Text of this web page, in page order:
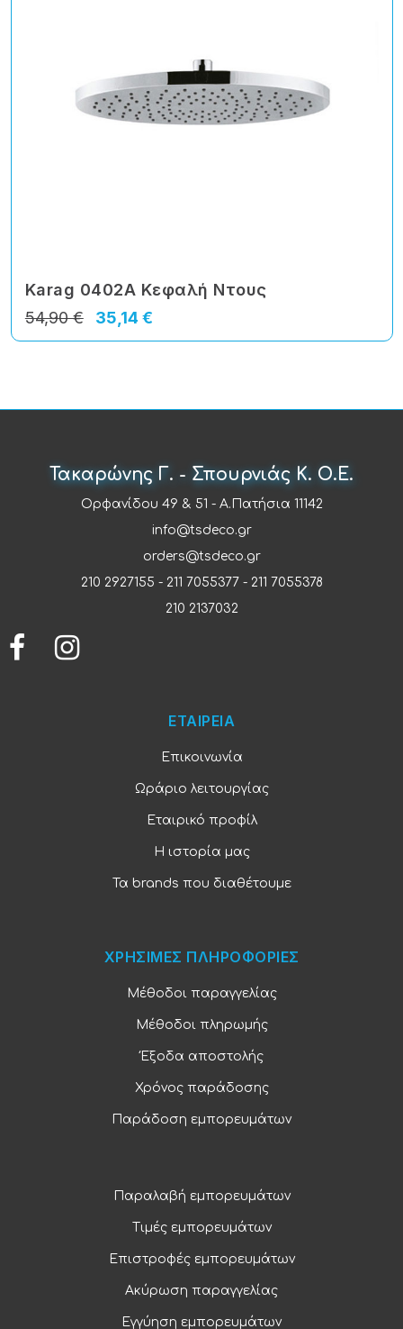
Karag 0402A Κεφαλή Ντους
35,14 €
54,90 €
Τακαρώνης Γ. - Σπουρνιάς Κ. Ο.Ε.
Ορφανίδου 49 & 51 - Α.Πατήσια 11142
info@tsdeco.gr
orders@tsdeco.gr
210 2927155 - 211 7055377- 211 7055378
210 2137032
ΕΤΑΙΡΕΙΑ
Επικοινωνία
Ωράριο λειτουργίας
Εταιρικό προφίλ
Η ιστορία μας
Τα brands που διαθέτουμε
ΧΡΗΣΙΜΕΣ ΠΛΗΡΟΦΟΡΙΕΣ
Μέθοδοι παραγγελίας
Μέθοδοι πληρωμής
Έξοδα αποστολής
Χρόνος παράδοσης
Παράδοση εμπορευμάτων
Παραλαβή εμπορευμάτων
Τιμές εμπορευμάτων
Επιστροφές εμπορευμάτων
Ακύρωση παραγγελίας
Εγγύηση εμπορευμάτων